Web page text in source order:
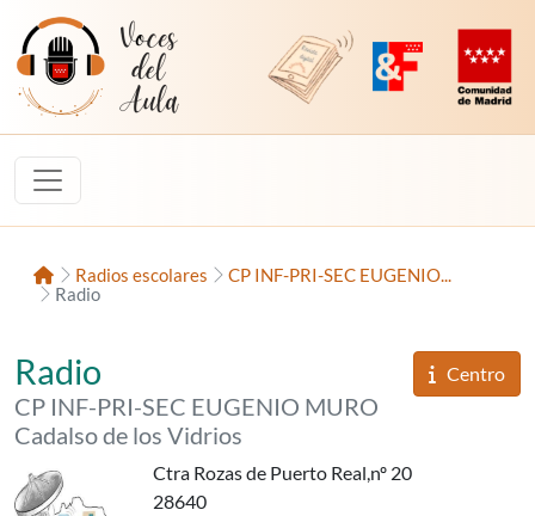
Saltar al contenido
Voces del Aula
Revista Digital de EducaMadrid
Plataforma de
InicioRadios escolares
CP INF-PRI-SEC EUGENIO...
Radio
del
Centro
«Onda Soplona»,
Radio
CP INF-PRI-SEC EUGENIO MURO
Cadalso de los Vidrios
Ctra Rozas de Puerto Real,nº 20
28640